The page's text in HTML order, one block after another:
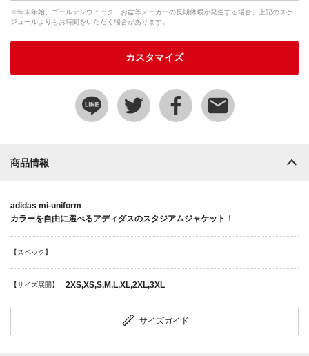
※年末年始、ゴールデンウイーク・お盆等メーカーの長期休暇が発生する場合、上記のスケ
ジュールよりもお時間をいただく場合があります。
カスタマイズ
商品情報
adidas mi-uniform
カラーを自由に選べるアディダスのスタジアムジャケット！
【スペック】
【サイズ展開】 2XS,XS,S,M,L,XL,2XL,3XL
サイズガイド